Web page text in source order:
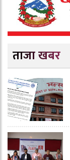
ताजा खबर